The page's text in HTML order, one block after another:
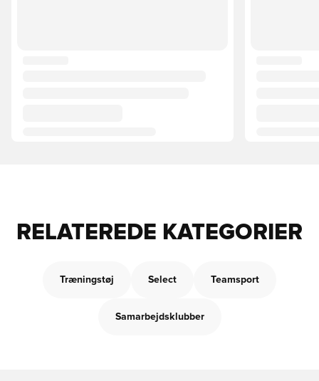
RELATEREDE KATEGORIER
Træningstøj Select Teamsport
Samarbejdsklubber